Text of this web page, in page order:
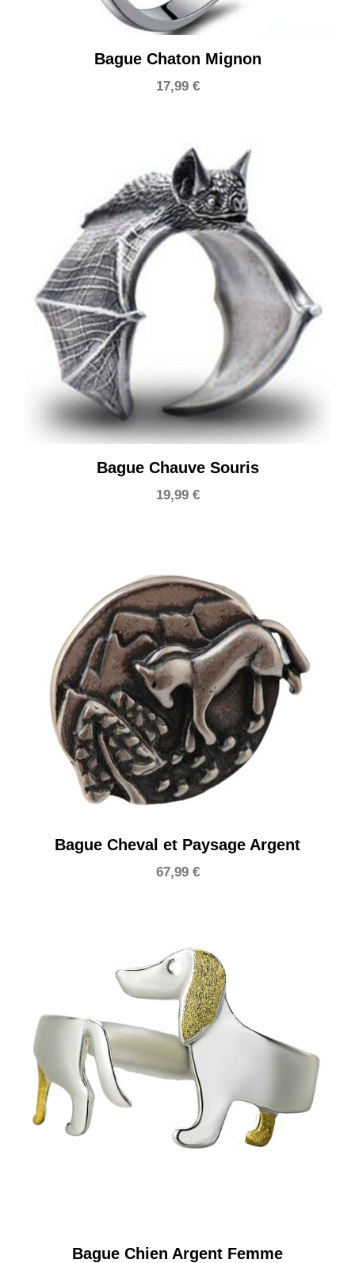
Bague Chaton Mignon
17,99 €
Bague Chauve Souris
19,99 €
Bague Cheval et Paysage Argent
67,99 €
Bague Chien Argent Femme